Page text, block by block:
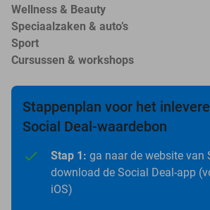
Wellness & Beauty
Speciaalzaken & auto’s
Sport
Cursussen & workshops
Stappenplan voor het
Social Deal-waardebon
Stap 1: ga naar de website van
download de Social Deal-app
iOS)